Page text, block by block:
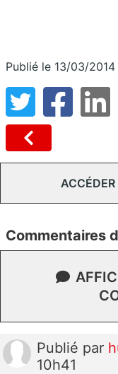
Publié le 13/03/2014
Commentaires
Publié par
10h41